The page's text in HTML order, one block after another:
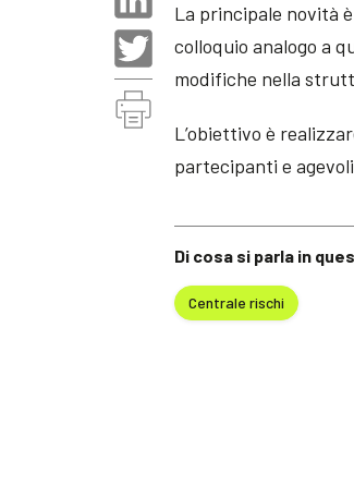
Di cosa si parla in
Centrale rischi
La principale novità
colloquio analogo a
modifiche nella
L’obiettivo è
partecipanti e